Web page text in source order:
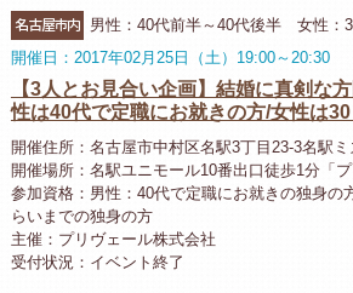
名古屋市内
男性：40代前半～40代後半 女性：
開催日：2017年02月25日（土）19:00～20:30
【3人とお見合い企画】結婚に真剣な
性は40代で定職にお就きの方/女性は30
開催住所：名古屋市中村区名駅3丁目23-3名駅
開催場所：名駅ユニモール10番出口徒歩1分「プ
参加資格：男性：40代で定職にお就きの独身の
らいまでの独身の方
主催：プリヴェール株式会社
受付状況：イベント終了